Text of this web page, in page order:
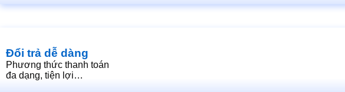
Đổi trả dễ dàng
Phương thức thanh toán
đa dạng, tiện lợi…